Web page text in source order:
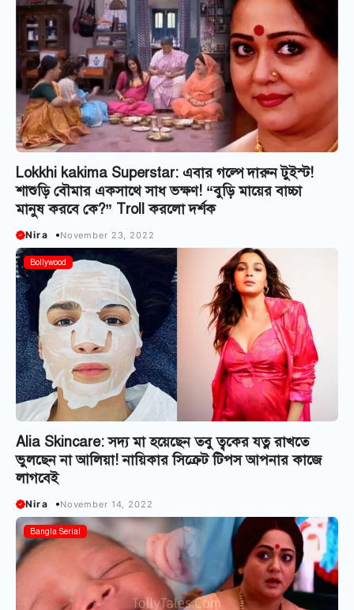
Lokkhi kakima Superstar: এবার গল্পে দারুন টুইস্ট!
শাশুড়ি বৌমার একসাথে সাধ ভক্ষণ! “বুড়ি মায়ের বাচ্চা
মানুষ করবে কে?” Troll করলো দর্শক
Nira November 23, 2022
Bollywood
Alia Skincare: সদ্য মা হয়েছেন তবু ত্বকের যত্ন রাখতে
ভুলছেন না আলিয়া! নায়িকার সিক্রেট টিপস আপনার কাজে
লাগবেই
Nira November 14, 2022
Bangla Serial